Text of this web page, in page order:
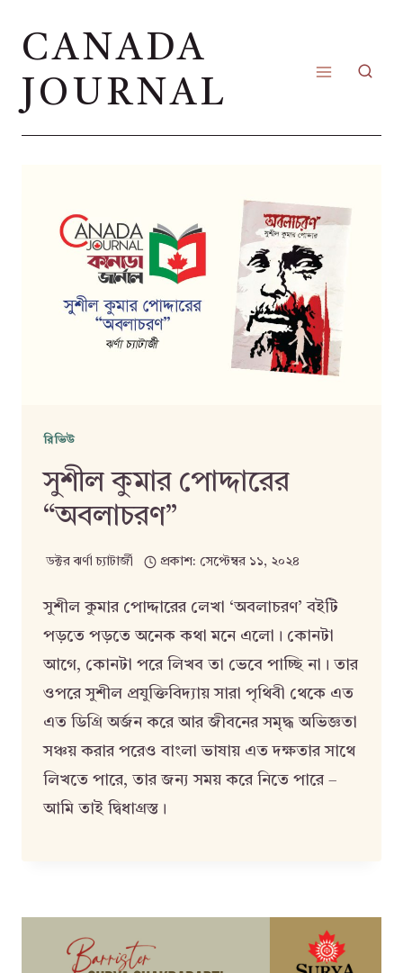
CANADA
JOURNAL
রিভিউ
সুশীল কুমার পোদ্দারের
“অবলাচরণ”
ডক্টর ঝর্ণা চ্যাটার্জী প্রকাশ: সেপ্টেম্বর ১১, ২০২৪
সুশীল কুমার পোদ্দারের লেখা ‘অবলাচরণ’ বইটি
পড়তে পড়তে অনেক কথা মনে এলো। কোনটা
আগে, কোনটা পরে লিখব তা ভেবে পাচ্ছি না। তার
ওপরে সুশীল প্রযুক্তিবিদ্যায় সারা পৃথিবী থেকে এত
এত ডিগ্রি অর্জন করে আর জীবনের সমৃদ্ধ অভিজ্ঞতা
সঞ্চয় করার পরেও বাংলা ভাষায় এত দক্ষতার সাথে
লিখতে পারে, তার জন্য সময় করে নিতে পারে –
আমি তাই দ্বিধাগ্রস্ত।